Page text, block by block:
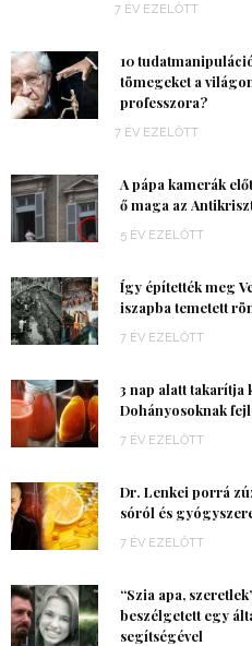
7 ÉV EZELŐTT
10
tömegeket a
professzora?
7 ÉV EZELŐTT
A pápa kamerák
ő maga az
5 ÉV EZELŐTT
Így építették meg
iszapba temetett
7 ÉV EZELŐTT
3 nap alatt takarítja
Dohányosoknak
7 ÉV EZELŐTT
Dr. Lenkei porrá
sóról és
7 ÉV EZELŐTT
“Szia apa,
beszélgetett egy
segítségével